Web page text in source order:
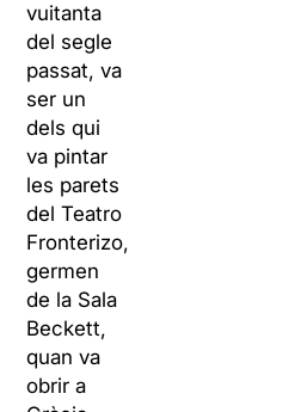
vuitanta
del segle
passat, va
ser un
dels qui
va pintar
les parets
del Teatro
Fronterizo,
germen
de la Sala
Beckett,
quan va
obrir a